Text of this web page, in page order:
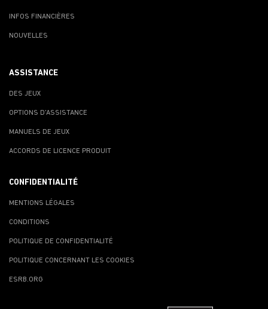
INFOS FINANCIÈRES
NOUVELLES
ASSISTANCE
DES JEUX
OPTIONS D'ASSISTANCE
MANUELS DE JEUX
ACCORDS DE LICENCE PRODUIT
CONFIDENTIALITÉ
MENTIONS LÉGALES
CONDITIONS
POLITIQUE DE CONFIDENTIALITÉ
POLITIQUE CONCERNANT LES COOKIES
ESRB.ORG